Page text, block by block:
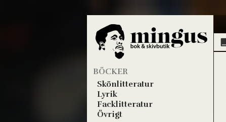
BÖCKER
Skönlitteratur
Lyrik
Facklitteratur
Övrigt